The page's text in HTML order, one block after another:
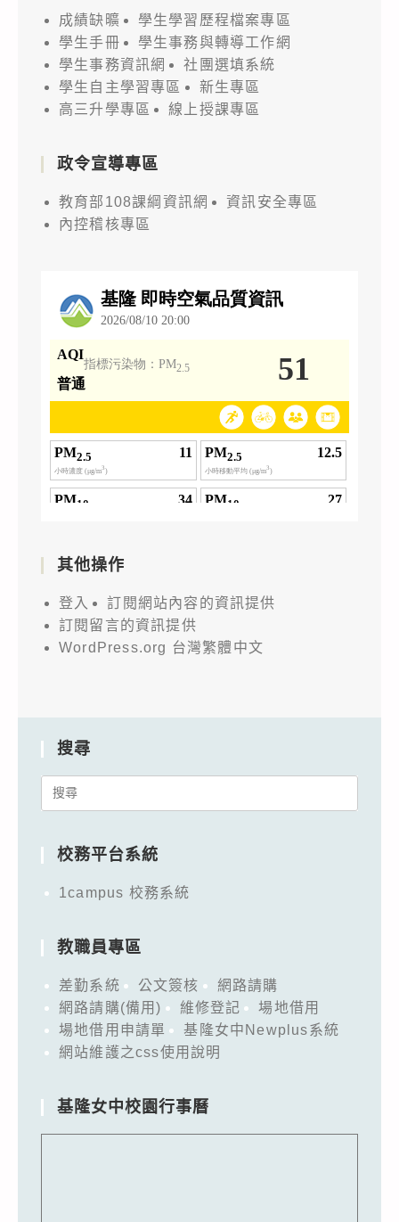
成績缺曠
學生學習歷程檔案專區
學生手冊
學生事務與轉導工作網
學生事務資訊網
社團選填系統
學生自主學習專區
新生專區
高三升學專區
線上授課專區
政令宣導專區
教育部108課綱資訊網
資訊安全專區
內控稽核專區
其他操作
登入
訂閱網站內容的資訊提供
訂閱留言的資訊提供
WordPress.org 台灣繁體中文
搜尋
Search
校務平台系統
1campus 校務系統
教職員專區
差勤系統 公文簽核
網路請購
網路請購(備用)
維修登記
場地借用
場地借用申請單
基隆女中Newplus系統
網站維護之css使用說明
基隆女中校園行事曆